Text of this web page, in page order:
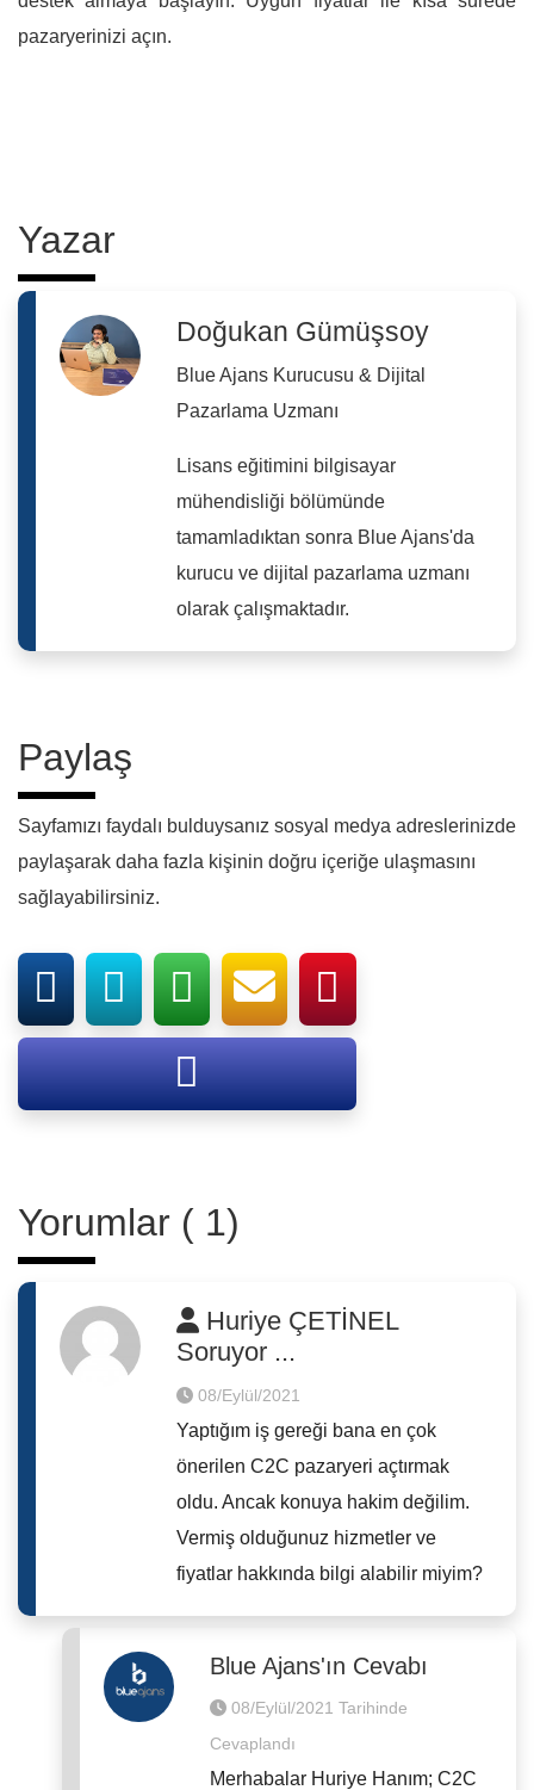
pazaryerinizi açın.
Yazar
Doğukan Gümüşsoy
Blue Ajans Kurucusu & Dijital
Pazarlama Uzmanı
Lisans eğitimini bilgisayar
mühendisliği bölümünde
tamamladıktan sonra Blue Ajans'da
kurucu ve dijital pazarlama uzmanı
olarak çalışmaktadır.
Paylaş
Sayfamızı faydalı bulduysanız sosyal medya adreslerinizde
paylaşarak daha fazla kişinin doğru içeriğe ulaşmasını
sağlayabilirsiniz.
Yorumlar ( 1)
Huriye ÇETİNEL
Soruyor ...
08/Eylül/2021
Yaptığım iş gereği bana en çok
önerilen C2C pazaryeri açtırmak
oldu. Ancak konuya hakim değilim.
Vermiş olduğunuz hizmetler ve
fiyatlar hakkında bilgi alabilir miyim?
Blue Ajans'ın Cevabı
08/Eylül/2021 Tarihinde
Cevaplandı
Merhabalar Huriye Hanım; C2C